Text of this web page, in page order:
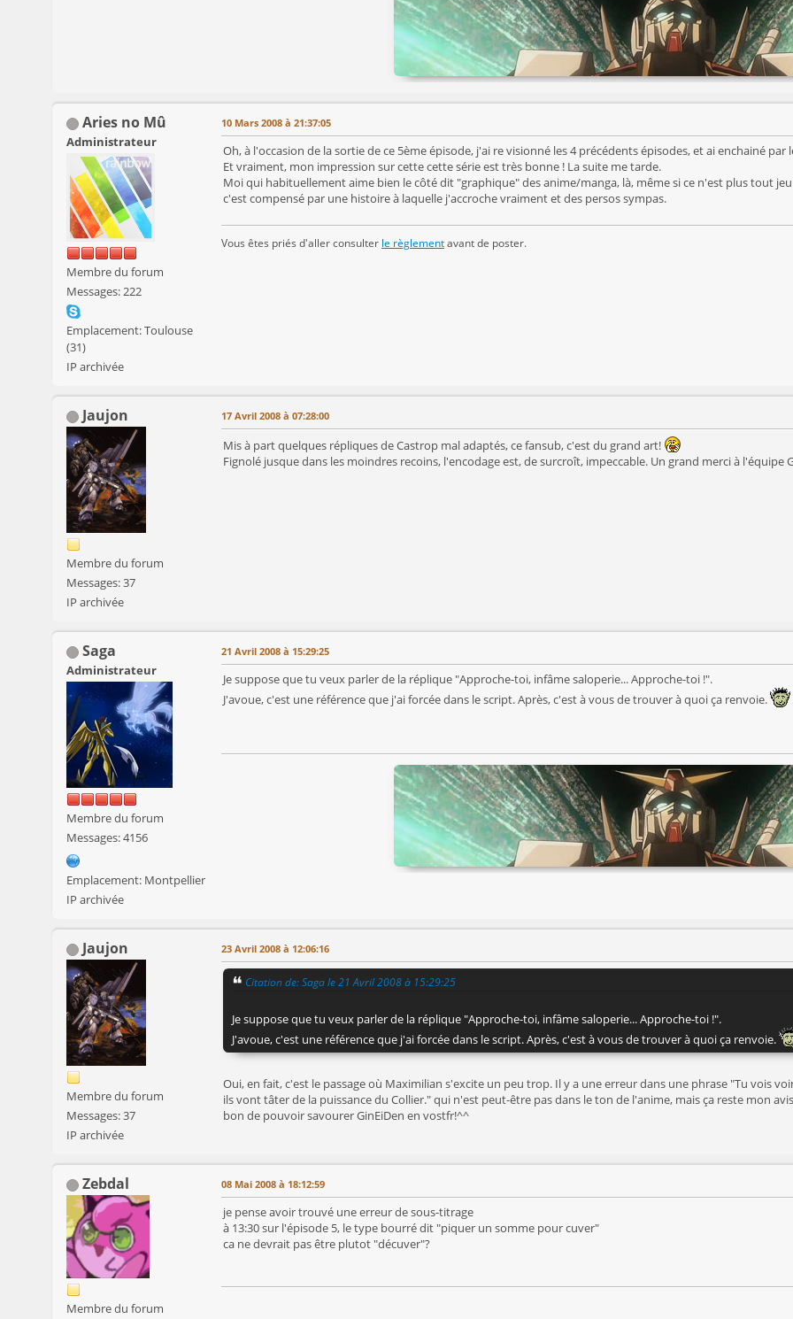
Aries no Mû
Administrateur
Membre du forum
Messages: 222
Emplacement: Toulouse
(31)
IP archivée
10 Mars 2008 à 21:37:05
Oh, à l'occasion de la sortie de ce 5ème épisode, j'ai re visionné les 4 précédents épisodes, et ai enchainé par
Et vraiment, mon impression sur cette cette série est très bonne ! La suite me tarde.
Moi qui habituellement aime bien le côté dit "graphique" des anime/manga, là, même si ce n'est plus tout
c'est compensé par une histoire à laquelle j'accroche vraiment et des persos sympas.
Vous êtes priés d'aller consulter le règlementavant de poster.
Jaujon
Membre du forum
Messages: 37
IP archivée
17 Avril 2008 à 07:28:00
Mis à part quelques répliques de Castrop mal adaptés, ce fansub, c'est du grand art!
Fignolé jusque dans les moindres recoins, l'encodage est, de surcroît, impeccable. Un grand merci à
Saga
Administrateur
Membre du forum
Messages: 4156
Emplacement: Montpellier
IP archivée
21 Avril 2008 à 15:29:25
Je suppose que tu veux parler de la réplique "Approche-toi, infâme saloperie... Approche-toi !".
J'avoue, c'est une référence que j'ai forcée dans le script. Après, c'est à vous de trouver à quoi ça renvoie.
Jaujon
Membre du forum
Messages: 37
IP archivée
23 Avril 2008 à 12:06:16
Citation de: Saga le 21 Avril 2008 à 15:29:25
Je suppose que tu veux parler de la réplique "Approche-toi, infâme saloperie... Approche-toi !".
J'avoue, c'est une référence que j'ai forcée dans le script. Après, c'est à vous de trouver à quoi ça renvoie.
Oui, en fait, c'est le passage où Maximilian s'excite un peu trop. Il y a une erreur dans une phrase "Tu vois
ils vont tâter de la puissance du Collier." qui n'est peut-être pas dans le ton de l'anime, mais ça reste mon
bon de pouvoir savourer GinEiDen en vostfr!^^
Zebdal
Membre du forum
08 Mai 2008 à 18:12:59
je pense avoir trouvé une erreur de sous-titrage
à 13:30 sur l'épisode 5, le type bourré dit "piquer un somme pour cuver"
ca ne devrait pas être plutot "décuver"?